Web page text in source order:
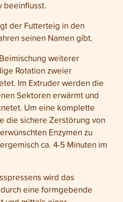
beeinflusst.
der Futterteig in den
seinen Namen gibt.
weiterer
Rotation zweier
Im Extruder werden die
Sektoren erwärmt und
Um eine komplette
die sichere Zerstörung von
Enzymen zu
ca. 4-5 Minuten im
wird das
eine formgebende